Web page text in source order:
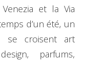
et la Via
d’un été, un
se croisent art
parfums,